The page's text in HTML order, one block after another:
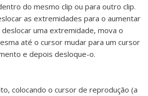
do mesmo clip ou para outro clip.
as extremidades para o aumentar
uma extremidade, mova o
até o cursor mudar para um cursor
e depois desloque-o.
colocando o cursor de reprodução (a